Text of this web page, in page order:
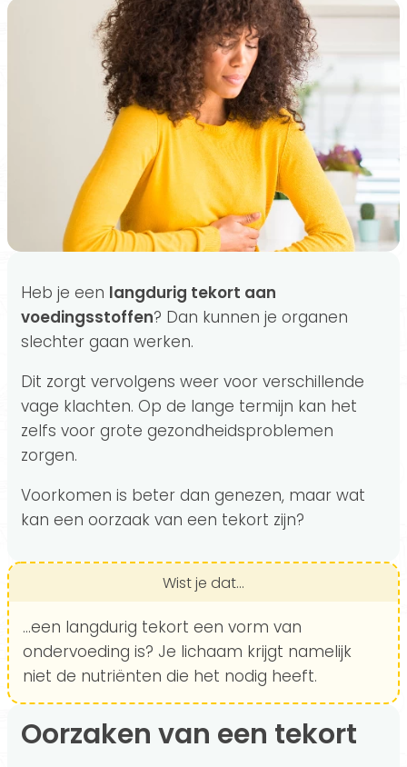
Heb je een langdurig tekort aan
voedingsstoffen? Dan kunnen je organen
slechter gaan werken.
Dit zorgt vervolgens weer voor verschillende
vage klachten. Op de lange termijn kan het
zelfs voor grote gezondheidsproblemen
zorgen.
Voorkomen is beter dan genezen, maar wat
kan een oorzaak van een tekort zijn?
Wist je dat...
...een langdurig tekort een vorm van
ondervoeding is? Je lichaam krijgt namelijk
niet de nutriënten die het nodig heeft.
Oorzaken van een tekort